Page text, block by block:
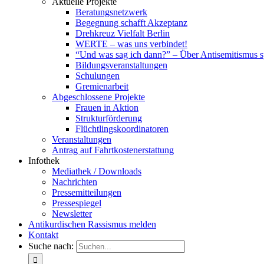
Beratungsnetzwerk
Begegnung schafft Akzeptanz
Drehkreuz Vielfalt Berlin
WERTE – was uns verbindet!
“Und was sag ich dann?” – Über Antisemitismus
Bildungsveranstaltungen
Schulungen
Gremienarbeit
Abgeschlossene Projekte
Frauen in Aktion
Strukturförderung
Flüchtlingskoordinatoren
Veranstaltungen
Antrag auf Fahrtkostenerstattung
Infothek
Mediathek / Downloads
Nachrichten
Pressemitteilungen
Pressespiegel
Newsletter
Antikurdischen Rassismus melden
Kontakt
Suche nach: